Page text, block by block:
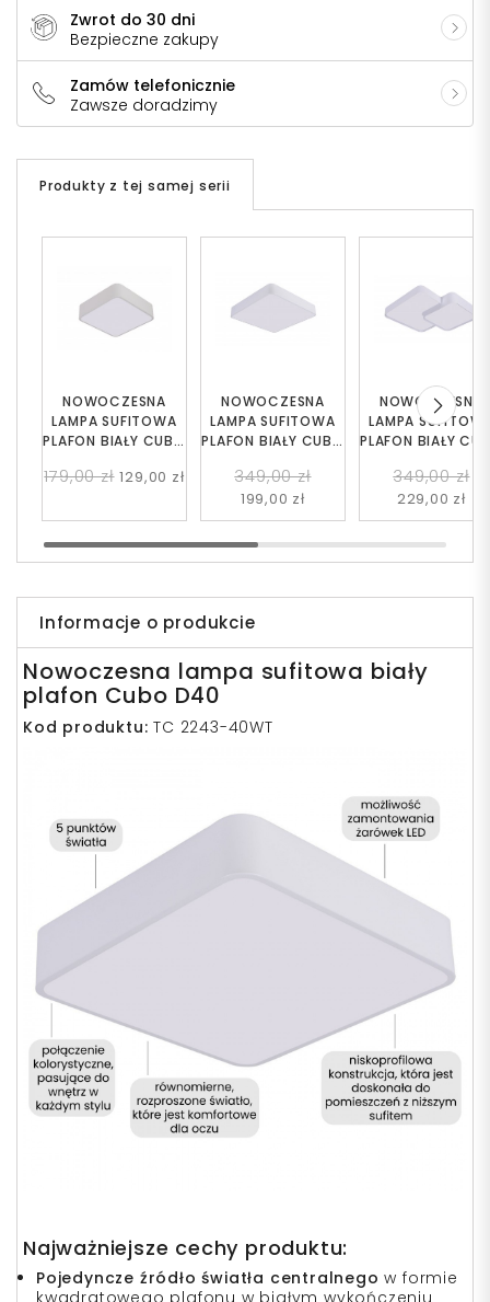
Zwrot do 30 dni
Bezpieczne zakupy
Zamów telefonicznie
Zawsze doradzimy
Produkty z tej samej serii
NOWOCZESNA
LAMPA SUFITOWA
PLAFON BIAŁY CUBO
179,00 zł 129,00 zł
NOWOCZESNA
LAMPA SUFITOWA
PLAFON BIAŁY CUBO
349,00 zł
199,00 zł
NOWOCZESNA
LAMPA
PLAFON BIAŁY
349,00 zł
229,00 zł
Informacje o produkcie
Nowoczesna lampa sufitowa biały
plafon Cubo D40
Kod produktu:TC 2243-40WT
Najważniejsze cechy produktu:
Pojedyncze źródło światła centralnego w formie
kwadratowego plafonu w białym wykończeniu